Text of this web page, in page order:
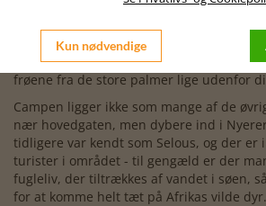
og velbevarede elefantsti, som de har
store Rufiji flod.
De kommer ofte så tæt på, at du kan
frøene fra de store palmer lige udenfor
Campen ligger ikke som mange af de
nær hovedgaten, men dybere ind i
tidligere var kendt som Selous, og der er
turister i området - til gengæld er der
fugleliv, der tiltrækkes af vandet i søen,
for at komme helt tæt på Afrikas vilde dyr.
Kun nødvendige